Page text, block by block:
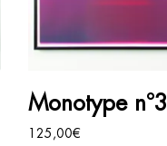
Monotype n°3
125,00€